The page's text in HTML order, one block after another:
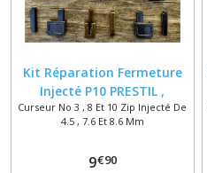
Kit Réparation Fermeture
Injecté P10 PRESTIL ,
Curseur , Boitier , Manchon
, Arrêts , Thermocollant ,
Curseur No 3 , 8 Et 10 Zip Injecté De
4.5 , 7.6 Et 8.6 Mm
9€90